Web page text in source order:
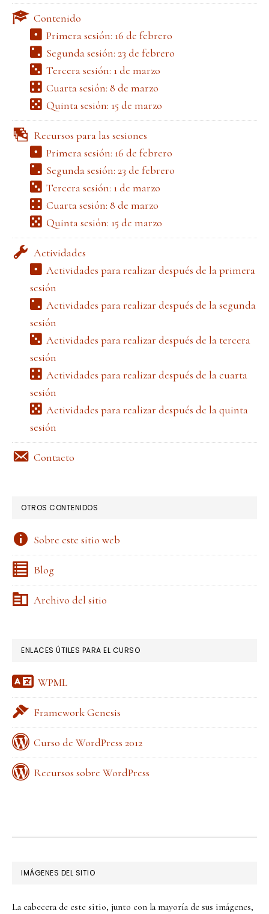
Contenido
Primera sesión: 16 de febrero
Segunda sesión: 23 de febrero
Tercera sesión: 1 de marzo
Cuarta sesión: 8 de marzo
Quinta sesión: 15 de marzo
Recursos para las sesiones
Primera sesión: 16 de febrero
Segunda sesión: 23 de febrero
Tercera sesión: 1 de marzo
Cuarta sesión: 8 de marzo
Quinta sesión: 15 de marzo
Actividades
Actividades para realizar después de la primera
sesión
Actividades para realizar después de la segunda
sesión
Actividades para realizar después de la tercera
sesión
Actividades para realizar después de la cuarta
sesión
Actividades para realizar después de la quinta
sesión
Contacto
OTROS CONTENIDOS
Sobre este sitio web
Blog
Archivo del sitio
ENLACES ÚTILES PARA EL CURSO
WPML
Framework Genesis
Curso de WordPress 2012
Recursos sobre WordPress
FOOTER
IMÁGENES DEL SITIO
La cabecera de este sitio, junto con la mayoría de sus imágenes,